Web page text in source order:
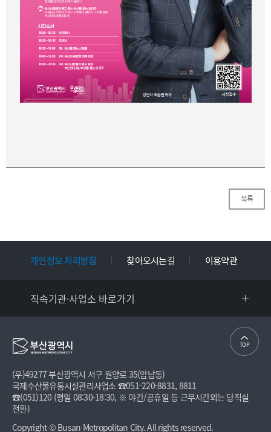
목록
개인정보 처리방침 찾아오시는길 이용약관
직속기관·사업소 바로가기
(우)49277 부산광역시 서구 원양로 35(암남동)
국제수산물유통시설관리사업소 ☎051-220-8831, 8811​
☎(051)120 (평일 08:30-18:30, ※ 야간/공휴일 등 근무시간외는 당직실
전환)
Copyright © Busan Metropolitan City. All rights reserved.
TOP